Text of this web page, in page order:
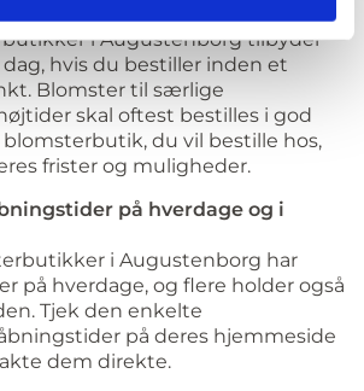
skal jeg bestille blomster?
i Augustenborg tilbyder
hvis du bestiller inden et
Blomster til særlige
skal oftest bestilles i god
du vil bestille hos,
frister og muligheder.
på hverdage og i
i Augustenborg har
på hverdage, og flere holder også
Tjek den enkelte
på deres hjemmeside
dem direkte.